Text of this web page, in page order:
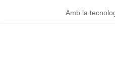
Amb la